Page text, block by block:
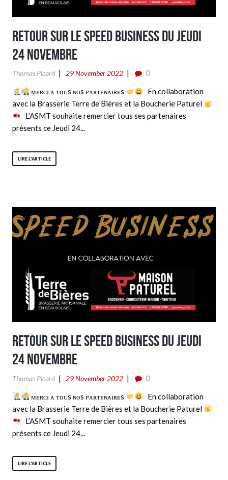
Retour sur le speed business du Jeudi
24 Novembre
Thomas Picard 29 November 2022
0
ᴍᴇʀᴄɪ ᴀ ᴛᴏᴜs ɴᴏs ᴘᴀʀᴛᴇɴᴀɪʀᴇs
En collaboration
avec la Brasserie Terre de Bières et la Boucherie Paturel
L’ASMT souhaite remercier tous ses partenaires
présents ce Jeudi 24...
LIRE L'ARTICLE
Retour sur le speed business du Jeudi
24 Novembre
Thomas Picard 29 November 2022
0
ᴍᴇʀᴄɪ ᴀ ᴛᴏᴜs ɴᴏs ᴘᴀʀᴛᴇɴᴀɪʀᴇs
En collaboration
avec la Brasserie Terre de Bières et la Boucherie Paturel
L’ASMT souhaite remercier tous ses partenaires
présents ce Jeudi 24...
LIRE L'ARTICLE